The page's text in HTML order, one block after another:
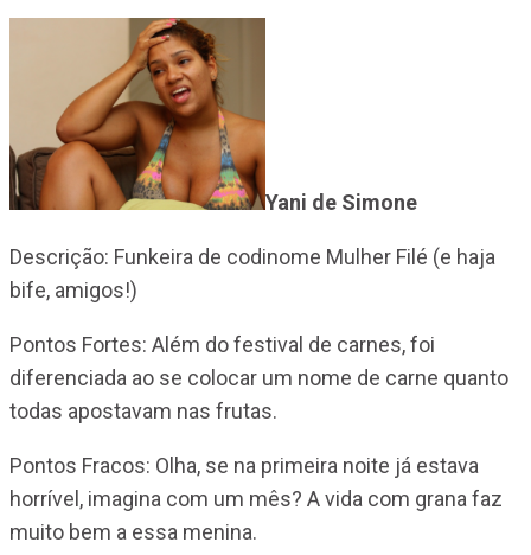
Yani de Simone
Descrição: Funkeira de codinome Mulher Filé (e haja
bife, amigos!)
Pontos Fortes: Além do festival de carnes, foi
diferenciada ao se colocar um nome de carne quanto
todas apostavam nas frutas.
Pontos Fracos: Olha, se na primeira noite já estava
horrível, imagina com um mês? A vida com grana faz
muito bem a essa menina.